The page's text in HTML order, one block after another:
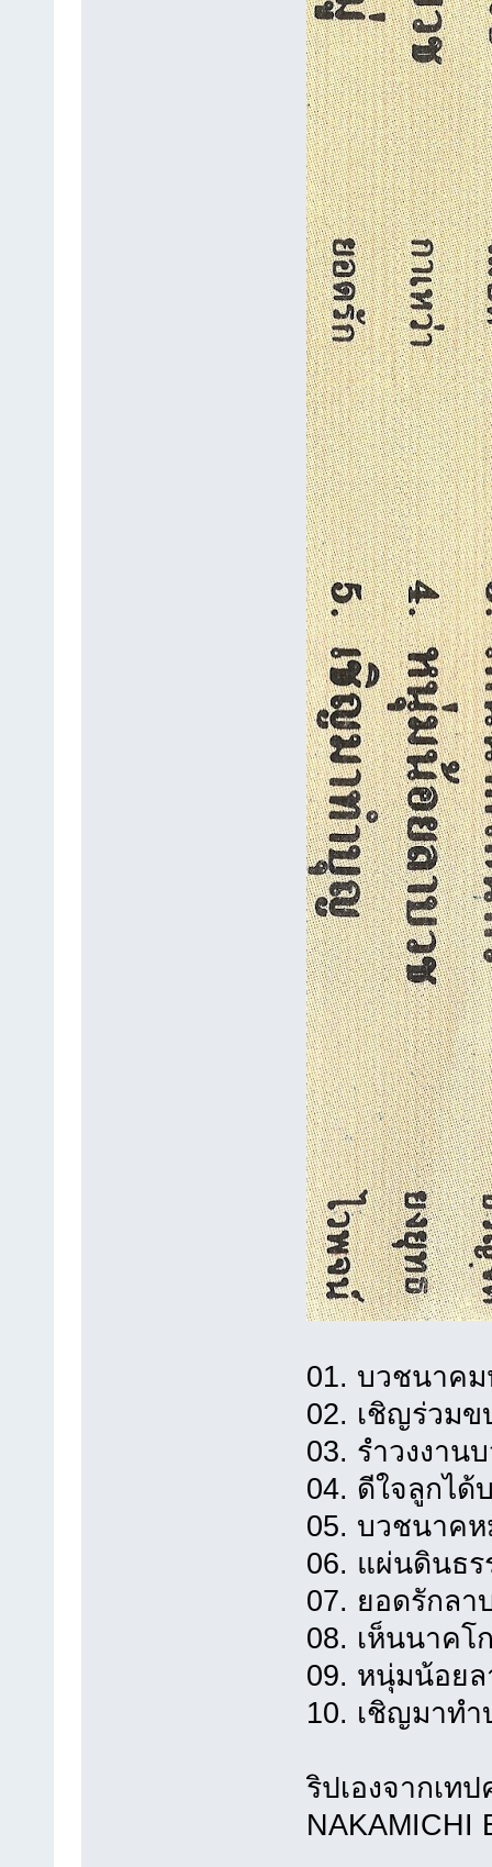
01. บวชนาค
02. เชิญร่วมข
03. รำวงงา
04. ดีใจลูกได้
05. บวชนาค
06. แผ่นดินธ
07. ยอดรักลา
08. เห็นนาค
09. หนุ่มน้อย
10. เชิญมาท
ริปเองจากเท
NAKAMICHI